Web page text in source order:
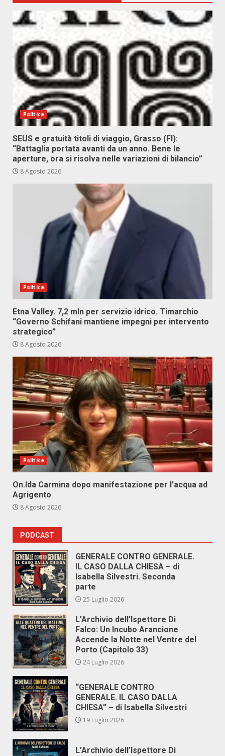
Politica
SEUS e gratuità titoli di viaggio, Grasso (FI):
“Battaglia portata avanti da un anno. Bene le
aperture, ora si risolva nelle variazioni di bilancio”
8 Agosto 2026
Politica
Etna Valley. 7,2 mln per servizio idrico. Timarchio
“Governo Schifani mantiene impegni per intervento
strategico”
8 Agosto 2026
Politica
On.Ida Carmina dopo manifestazione per l’acqua ad
Agrigento
8 Agosto 2026
PODCAST
GENERALE CONTRO GENERALE.
IL CASO DALLA CHIESA – di
Isabella Silvestri. Seconda
parte
25 Luglio 2026
L’Archivio dell’Ispettore Di
Falco: Un Incubo Arancione
Accende la Notte nel Ventre del
Porto (Capitolo 33)
24 Luglio 2026
“GENERALE CONTRO
GENERALE. IL CASO DALLA
CHIESA” – di Isabella Silvestri
19 Luglio 2026
L’Archivio dell’Ispettore Di